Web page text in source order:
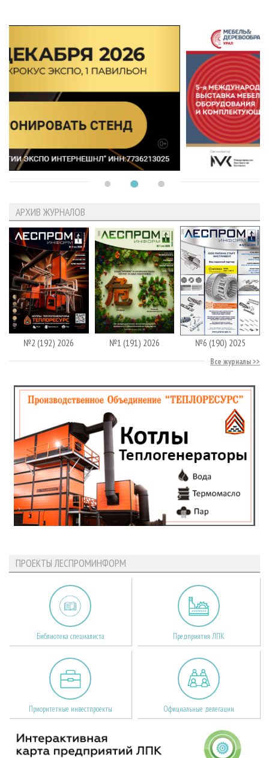
АРХИВ ЖУРНАЛОВ
№2 (192) 2026 №1 (191) 2026 №6 (190) 2025
Все журналы
ПРОЕКТЫ ЛЕСПРОМИНФОРМ
Библиотека специалиста Предприятия ЛПК
Приоритетные инвестпроекты Официальные делегации